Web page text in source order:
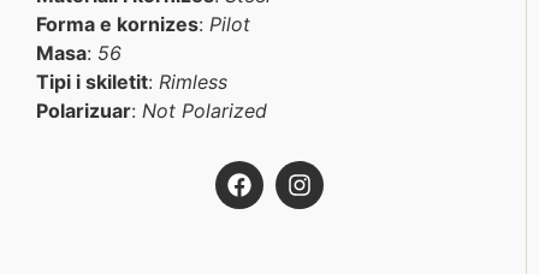
Forma e kornizes: Pilot
Masa: 56
Tipi i skiletit: Rimless
Polarizuar: Not Polarized